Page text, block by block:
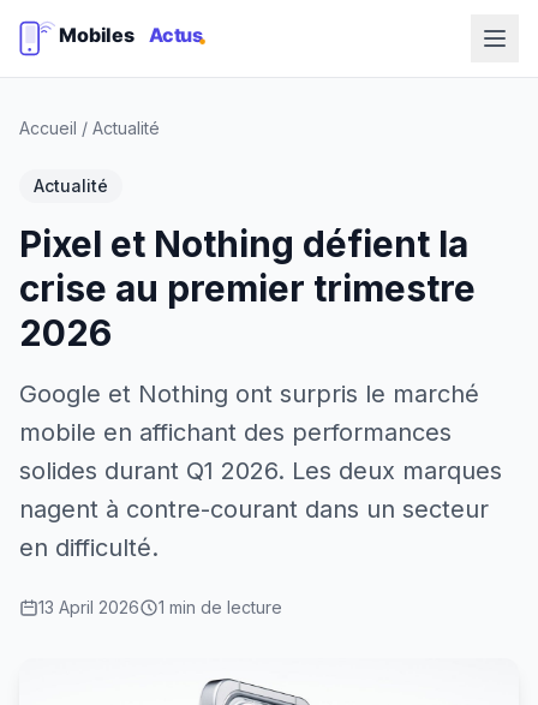
Accueil / Actualité
Actualité
Pixel et Nothing défient la
crise au premier trimestre
2026
Google et Nothing ont surpris le marché
mobile en affichant des performances
solides durant Q1 2026. Les deux marques
nagent à contre-courant dans un secteur
en difficulté.
13 April 2026 1 min de lecture